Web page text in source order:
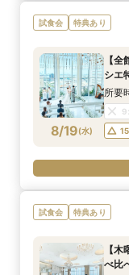
8/17 月)
【17
景×
8/17 月)
【初
お気
8/17 月)
2名
エデ
8/17 月)
【愛
タン
試食会 特典あり
8/19(水)
【
シエ
所要
試食会 特典あり
【
べ比